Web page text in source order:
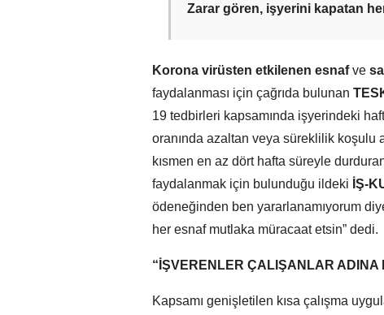
Zarar gören, işyerini kapatan
Korona virüsten etkilenen esnafve
faydalanması için çağrıda bulunan
19 tedbirleri kapsamında işyerindeki
oranında azaltan veya süreklilik koşulu
kısmen en az dört hafta süreyle
faydalanmak için bulunduğu ildeki İŞ-
ödeneğinden ben yararlanamıyorum
her esnaf mutlaka müracaat etsin” dedi.
“İŞVERENLER ÇALIŞANLAR ADINA
Kapsamı genişletilen kısa çalışma